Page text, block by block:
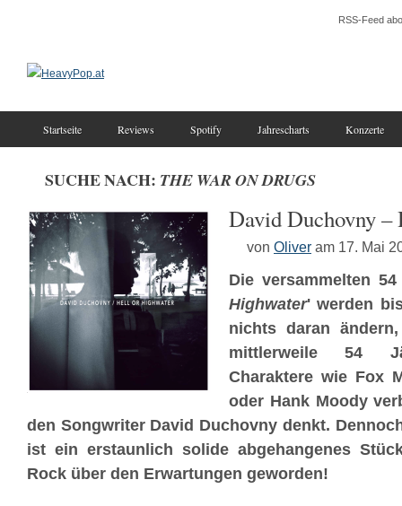
RSS-Feed
Startseite Reviews Spotify Jahrescharts Konzerte
SUCHE NACH: THE WAR ON DRUGS
David Duchovny
von Oliver am 17. Mai
Die versammelten
Highwater' werden
nichts daran
mittlerweile 54
Charaktere wie Fox
oder Hank Moody
den Songwriter David Duchovny denkt.
ist ein erstaunlich solide abgehangenes
Rock über den Erwartungen geworden!